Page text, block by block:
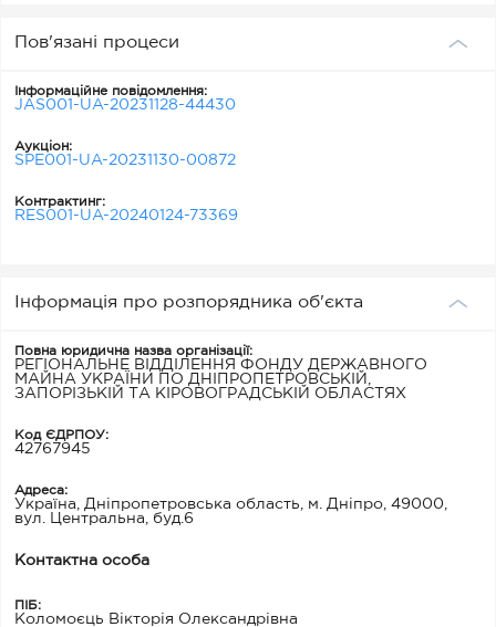
Пов'язані процеси
Інформаційне повідомлення:
JAS001-UA-20231128-44430
Аукціон:
SPE001-UA-20231130-00872
Контрактинг:
RES001-UA-20240124-73369
Інформація про розпорядника об'єкта
Повна юридична назва організації:
РЕГІОНАЛЬНЕ ВІДДІЛЕННЯ ФОНДУ ДЕРЖАВНОГО
МАЙНА УКРАЇНИ ПО ДНІПРОПЕТРОВСЬКІЙ,
ЗАПОРІЗЬКІЙ ТА КІРОВОГРАДСЬКІЙ ОБЛАСТЯХ
Код ЄДРПОУ:
42767945
Адреса:
Україна, Дніпропетровська область, м. Дніпро, 49000,
вул. Центральна, буд.6
Контактна особа
ПІБ:
Коломоєць Вікторія Олександрівна